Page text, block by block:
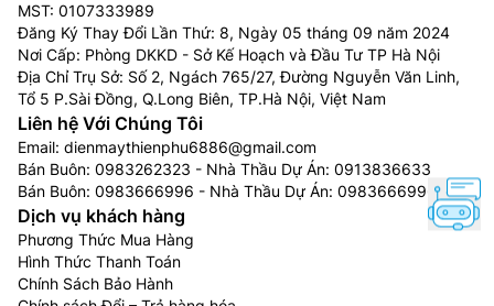
MST: 0107333989
Đăng Ký Thay Đổi Lần Thứ: 8, Ngày 05 tháng 09 năm 2024
Nơi Cấp: Phòng DKKD - Sở Kế Hoạch và Đầu Tư TP Hà Nội
Địa Chỉ Trụ Sở: Số 2, Ngách 765/27, Đường Nguyễn Văn Linh,
Tổ 5 P.Sài Đồng, Q.Long Biên, TP.Hà Nội, Việt Nam
Liên hệ Với Chúng Tôi
Email: dienmaythienphu6886@gmail.com
Bán Buôn: 0983262323 - Nhà Thầu Dự Án: 0913836633
Bán Buôn: 0983666996 - Nhà Thầu Dự Án: 0983666996
Dịch vụ khách hàng
Phương Thức Mua Hàng
Hình Thức Thanh Toán
Chính Sách Bảo Hành